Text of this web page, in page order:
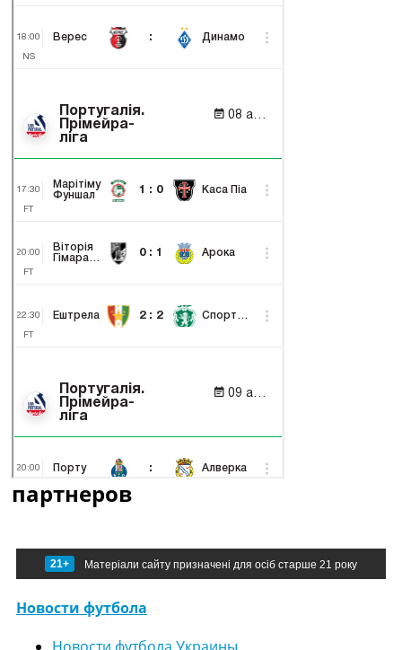
партнеров
21+ Матеріали сайту призначені для осіб старше 21 року
Новости футбола